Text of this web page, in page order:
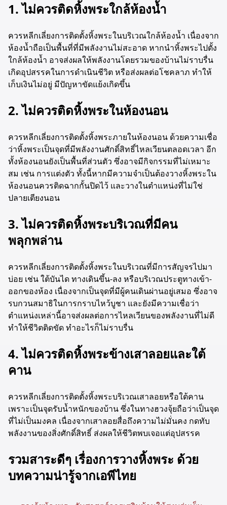
1. ไม่ควรติดหิ้งพระใกล้ห้องน้ำ
ควรหลีกเลี่ยงการติดตั้งหิ้งพระในบริเวณใกล้ห้องน้ำ เนื่องจาก
ห้องน้ำถือเป็นพื้นที่ที่มีพลังงานไม่สะอาด หากนำหิ้งพระไปตั้ง
ใกล้ห้องน้ำ อาจส่งผลให้พลังงานโดยรวมของบ้านไม่ราบรื่น
เกิดอุปสรรคในการดำเนินชีวิต หรือส่งผลต่อโชคลาภ ทำให้
เก็บเงินไม่อยู่ มีปัญหาขัดแย้งเกิดขึ้น
2. ไม่ควรติดหิ้งพระในห้องนอน
ควรหลีกเลี่ยงการติดตั้งหิ้งพระภายในห้องนอน ด้วยความเชื่อ
ว่าหิ้งพระเป็นจุดที่มีพลังงานศักดิ์สิทธิ์ไหลเวียนตลอดเวลา อีก
ทั้งห้องนอนยังเป็นพื้นที่ส่วนตัว ซึ่งอาจมีกิจกรรมที่ไม่เหมาะ
สม เช่น การแต่งตัว ทั้งนี้หากมีความจำเป็นต้องวางหิ้งพระใน
ห้องนอนควรติดฉากกั้นปิดไว้ และวางในตำแหน่งที่ไม่ใช่
ปลายเตียงนอน
3. ไม่ควรติดหิ้งพระบริเวณที่มีคน
พลุกพล่าน
ควรหลีกเลี่ยงการติดตั้งหิ้งพระในบริเวณที่มีการสัญจรไปมา
บ่อย เช่น ใต้บันได ทางเดินขึ้น-ลง หรือบริเวณประตูทางเข้า-
ออกของห้อง เนื่องจากเป็นจุดที่มีผู้คนเดินผ่านอยู่เสมอ ซึ่งอาจ
รบกวนสมาธิในการกราบไหว้บูชา และยังมีความเชื่อว่า
ตำแหน่งเหล่านี้อาจส่งผลต่อการไหลเวียนของพลังงานที่ไม่ดี
ทำให้ชีวิตติดขัด ทำอะไรก็ไม่ราบรื่น
4. ไม่ควรติดหิ้งพระข้างเสาลอยและใต้
คาน
ควรหลีกเลี่ยงการติดตั้งหิ้งพระบริเวณเสาลอยหรือใต้คาน
เพราะเป็นจุดรับน้ำหนักของบ้าน ซึ่งในทางฮวงจุ้ยถือว่าเป็นจุด
ที่ไม่เป็นมงคล เนื่องจากเสาลอยสื่อถึงความไม่มั่นคง กดทับ
พลังงานของสิ่งศักดิ์สิทธิ์ ส่งผลให้ชีวิตพบเจอแต่อุปสรรค
รวมสาระดีๆ เรื่องการวางหิ้งพระ ด้วย
บทความน่ารู้จากเอพีไทย